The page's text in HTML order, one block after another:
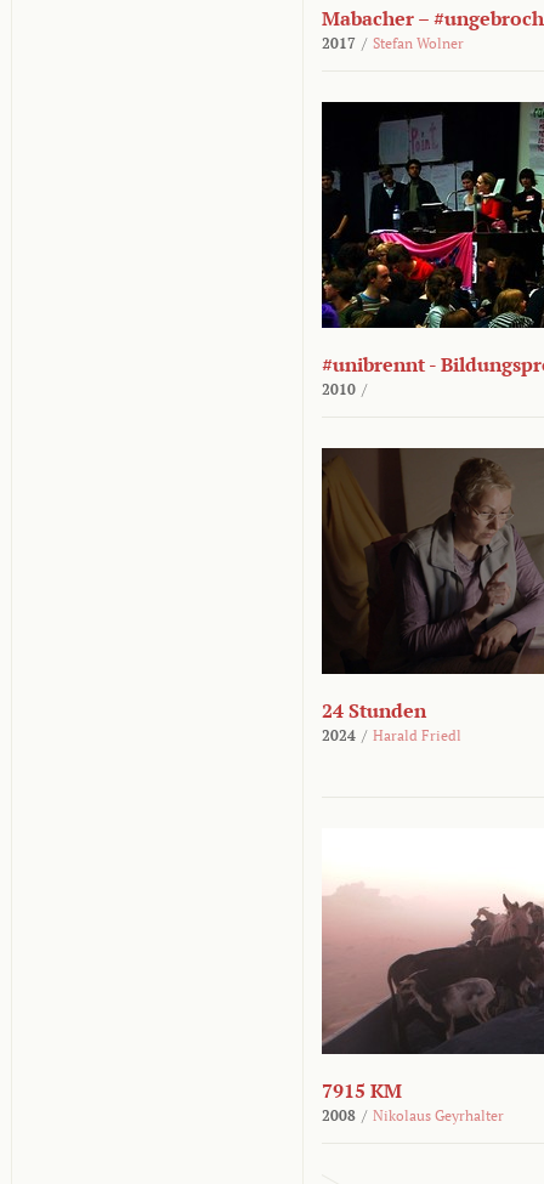
Mabacher –
2017 / Stefan Wolner
#unibrennt -
2010 /
24 Stunden
2024 / Harald Friedl
7915 KM
2008 / Nikolaus Geyrhalter